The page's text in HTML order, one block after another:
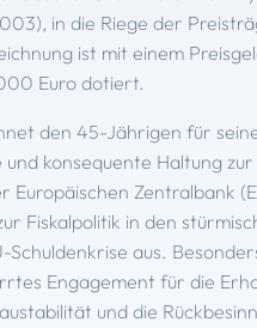
in die Riege der
ist mit einem
Euro dotiert.
den 45-Jährigen für
konsequente Haltung zur
Europäischen Zentralbank
Fiskalpolitik in den
Schuldenkrise aus.
Engagement für die
und die